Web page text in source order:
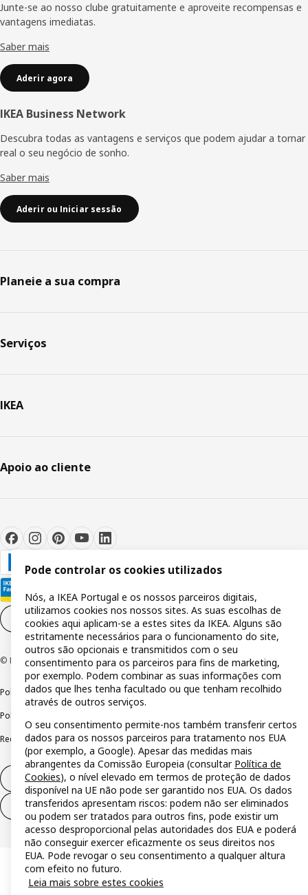
Junte-se ao nosso clube gratuitamente e aproveite recompensas e
vantagens imediatas.
Saber mais
Aderir agora
IKEA Business Network
Descubra todas as vantagens e serviços que podem ajudar a tornar
real o seu negócio de sonho.
Saber mais
Aderir ou Iniciar sessão
Planeie a sua compra
Serviços
IKEA
Apoio ao cliente
Definições de cookies PT
© Inter IKEA Systems B.V 1999-2026
Política de privacidadePolítica de cookiesTermos de utilização
Política de divulgação responsável
Reclamações e resolução de litígios
Direito de livre resolução
Direito de livre resolução (serviços)
Pode controlar os cookies utilizados
Nós, a IKEA Portugal e os nossos parceiros digitais,
utilizamos cookies nos nossos sites. As suas escolhas de
cookies aqui aplicam-se a estes sites da IKEA. Alguns são
estritamente necessários para o funcionamento do site,
outros são opcionais e transmitidos com o seu
consentimento para os parceiros para fins de marketing,
por exemplo. Podem combinar as suas informações com
dados que lhes tenha facultado ou que tenham recolhido
através de outros serviços.
O seu consentimento permite-nos também transferir certos
dados para os nossos parceiros para tratamento nos EUA
(por exemplo, a Google). Apesar das medidas mais
abrangentes da Comissão Europeia (consultar Política de
Cookies), o nível elevado em termos de proteção de dados
disponível na UE não pode ser garantido nos EUA. Os dados
transferidos apresentam riscos: podem não ser eliminados
ou podem ser tratados para outros fins, pode existir um
acesso desproporcional pelas autoridades dos EUA e poderá
não conseguir exercer eficazmente os seus direitos nos
EUA. Pode revogar o seu consentimento a qualquer altura
com efeito no futuro.
Leia mais sobre estes cookies